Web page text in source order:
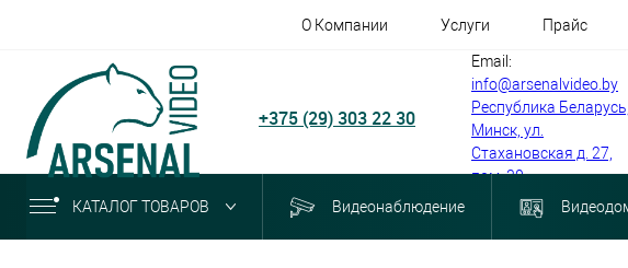
О Компании Услуги Прайс
+375 (29) 303 22 30
Email:
info@arsenalvideo.by
Республика Беларусь,
Минск, ул.
Стахановская д. 27,
пом. 30
КАТАЛОГ ТОВАРОВ Видеонаблюдение